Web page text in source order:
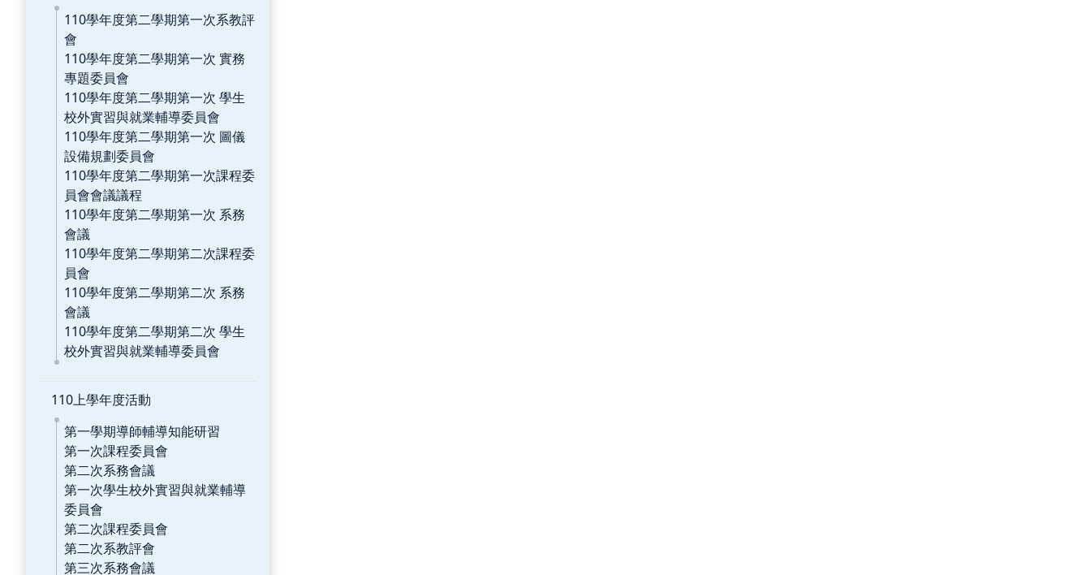
110學年度第二學期第一次系教評
會
110學年度第二學期第一次 實務
專題委員會
110學年度第二學期第一次 學生
校外實習與就業輔導委員會
110學年度第二學期第一次 圖儀
設備規劃委員會
110學年度第二學期第一次課程委
員會會議議程
110學年度第二學期第一次 系務
會議
110學年度第二學期第二次課程委
員會
110學年度第二學期第二次 系務
會議
110學年度第二學期第二次 學生
校外實習與就業輔導委員會
110上學年度活動
第一學期導師輔導知能研習
第一次課程委員會
第二次系務會議
第一次學生校外實習與就業輔導
委員會
第二次課程委員會
第二次系教評會
第三次系務會議